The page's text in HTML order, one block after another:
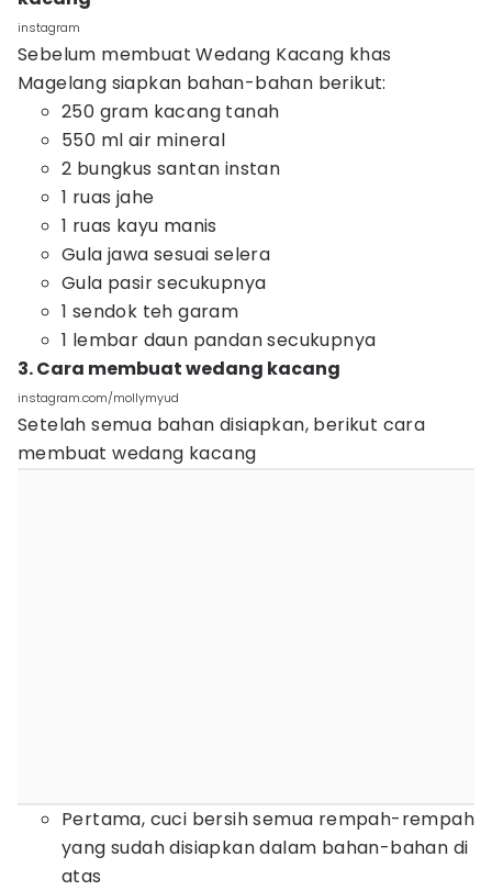
instagram
Sebelum membuat Wedang Kacang khas
Magelang siapkan bahan-bahan berikut:
250 gram kacang tanah
550 ml air mineral
2 bungkus santan instan
1 ruas jahe
1 ruas kayu manis
Gula jawa sesuai selera
Gula pasir secukupnya
1 sendok teh garam
1 lembar daun pandan secukupnya
3. Cara membuat wedang kacang
instagram.com/mollymyud
Setelah semua bahan disiapkan, berikut cara
membuat wedang kacang
Pertama, cuci bersih semua rempah-rempah
yang sudah disiapkan dalam bahan-bahan di
atas